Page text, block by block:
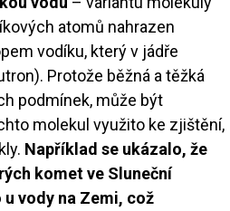
atomů nahrazen
vodíku, který v jádře
Protože běžná a těžká
podmínek, může být
molekul využito ke zjištění,
Například se ukázalo, že
komet ve Sluneční
vody na Zemi, což